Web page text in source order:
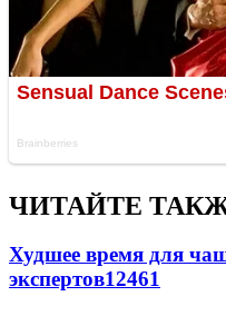
ЧИТАЙТЕ
Худшее время для
экспертов12461